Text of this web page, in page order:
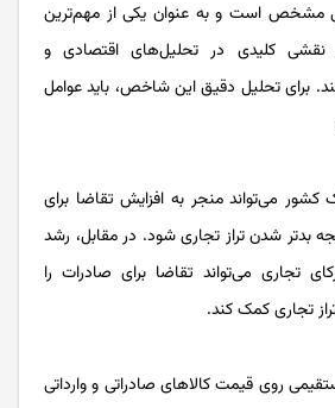
مشخص است و به عنوان یکی از مهم‌ترین
کلیدی در تحلیل‌های اقتصادی و
برای تحلیل دقیق این شاخص، باید عوامل
کشور می‌تواند منجر به افزایش تقاضا برای
بدتر شدن تراز تجاری شود. در مقابل، رشد
تجاری می‌تواند تقاضا برای صادرات را
تجاری کمک کند.
روی قیمت کالاهای صادراتی و وارداتی